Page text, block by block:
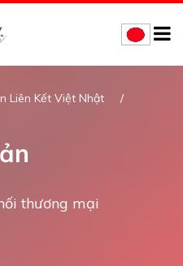
Liên Kết Việt Nhật
thương mại